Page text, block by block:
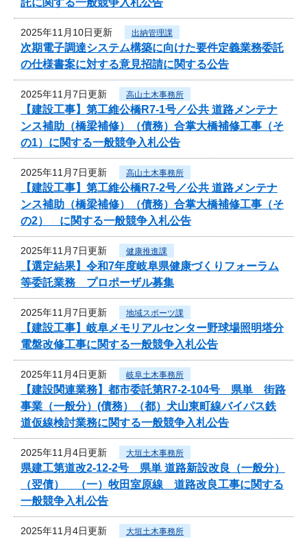
2025年11月10日更新 出納管理課
次期電子調達システム構築に向けた要件定義業務委託
の仕様書案に対する意見招請に関する公告
2025年11月7日更新 高山土木事務所
【建設工事】第工維公橋R7-1号／公共 道路メンテナ
ンス補助（橋梁補修）（債務）合掌大橋補修工事（そ
の1）に関する一般競争入札公告
2025年11月7日更新 高山土木事務所
【建設工事】第工維公橋R7-2号／公共 道路メンテナ
ンス補助（橋梁補修）（債務）合掌大橋補修工事（そ
の2） に関する一般競争入札公告
2025年11月7日更新 健康推進課
【選定結果】令和7年度岐阜県健康づくりフォーラム
等委託業務 プロポーザル募集
2025年11月7日更新 地域スポーツ課
【建設工事】岐阜メモリアルセンター野球場照明塔分
電盤改修工事に関する一般競争入札公告
2025年11月4日更新 岐阜土木事務所
【建設関連業務】都市委託第R7-2-104号 県単 街路
事業（一般分）(債務）（都）犬山東町線バイパス鉄
道仮線検討業務に関する一般競争入札公告
2025年11月4日更新 大垣土木事務所
県建工第道改2-12-2号 県単 道路新設改良（一般分）
（翌債） （一）牧田室原線 道路改良工事に関する
一般競争入札公告
2025年11月4日更新 大垣土木事務所